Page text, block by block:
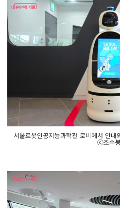
서울로봇인공지능과학관 로비에서 안내
ⓒ조수봉